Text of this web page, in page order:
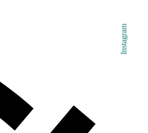
Instagram